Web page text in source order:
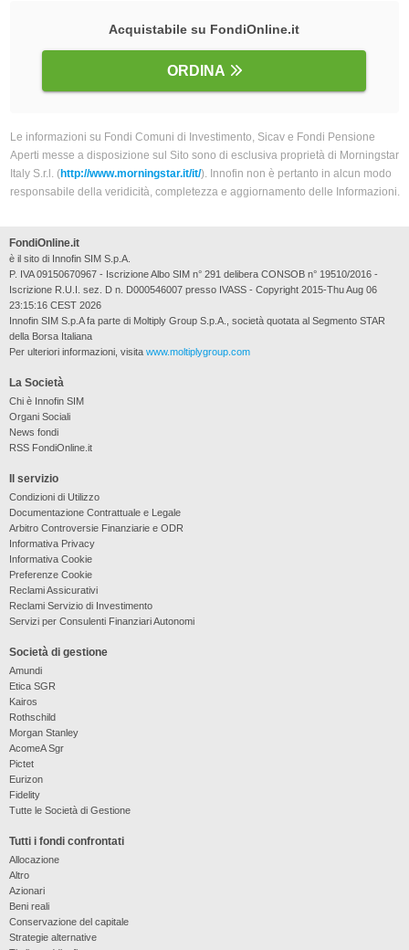
Acquistabile su FondiOnline.it
ORDINA
Le informazioni su Fondi Comuni di Investimento, Sicav e Fondi Pensione
Aperti messe a disposizione sul Sito sono di esclusiva proprietà di Morningstar
Italy S.r.l. (http://www.morningstar.it/it/). Innofin non è pertanto in alcun modo
responsabile della veridicità, completezza e aggiornamento delle Informazioni.
La Società
Chi è Innofin SIM
Organi Sociali
News fondi
RSS FondiOnline.it
Il servizio
Condizioni di Utilizzo
Documentazione Contrattuale e Legale
Arbitro Controversie Finanziarie e ODR
Informativa Privacy
Informativa Cookie
Preferenze Cookie
Reclami Assicurativi
Reclami Servizio di Investimento
Servizi per Consulenti Finanziari Autonomi
Società di gestione
Amundi
Etica SGR
Kairos
Rothschild
Morgan Stanley
AcomeA Sgr
Pictet
Eurizon
Fidelity
Tutte le Società di Gestione
Tutti i fondi confrontati
Allocazione
Altro
Azionari
Beni reali
Conservazione del capitale
Strategie alternative
FondiOnline.it
è il sito di Innofin SIM S.p.A.
P. IVA 09150670967 - Iscrizione Albo SIM n° 291 delibera CONSOB n° 19510/2016 -
Iscrizione R.U.I. sez. D n. D000546007 presso IVASS - Copyright 2015-Thu Aug 06
23:15:16 CEST 2026
Innofin SIM S.p.A fa parte di Moltiply Group S.p.A., società quotata al Segmento STAR
della Borsa Italiana
Per ulteriori informazioni, visita www.moltiplygroup.com